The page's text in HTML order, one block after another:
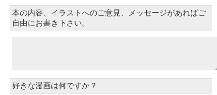
本の内容、イラストへのご意見、メッセージがあればご
自由にお書き下さい。
好きな漫画は何ですか？